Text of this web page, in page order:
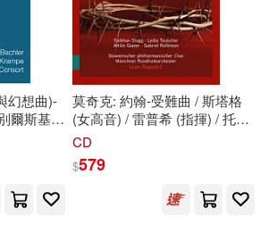
劉培傑(1)
(1) 劉進(1)
文，王志章，賈希玉
等(1)
坂照鉄平(1)
Orfeo(3)
上揚(3)
學出版社(3)
幻想曲)-
爾斯基,
) / 潘多
C. /
莫奇克: 約翰-受難曲 / 斯塔格
(女高音) / 雷普希 (指揮) / 托伊
舍, 格拉澤, 費倫恰克, 羅林森,
亞愛樂合唱團, 克蘭奇 (合唱指
揮), 慕尼黑廣播管弦樂團
(Močnik: Johannes-Passion /
CD
$579